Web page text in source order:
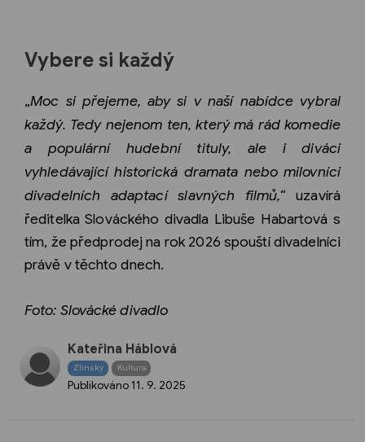
Vybere si každý
„Moc si přejeme, aby si v naší nabídce vybral
každý. Tedy nejenom ten, který má rád komedie
a populární hudební tituly, ale i diváci
vyhledávající historická dramata nebo milovníci
divadelních adaptací slavných filmů,“ uzavírá
ředitelka Slováckého divadla Libuše Habartová s
tím, že předprodej na rok 2026 spouští divadelníci
právě v těchto dnech.
Foto: Slovácké divadlo
Kateřina Háblová
Zlínský Kultura
Publikováno 11. 9. 2025